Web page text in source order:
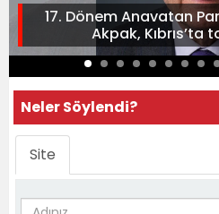
17. Dönem Anavatan
Akpak, Kıbrıs’ta
Neler Söylendi?
Site